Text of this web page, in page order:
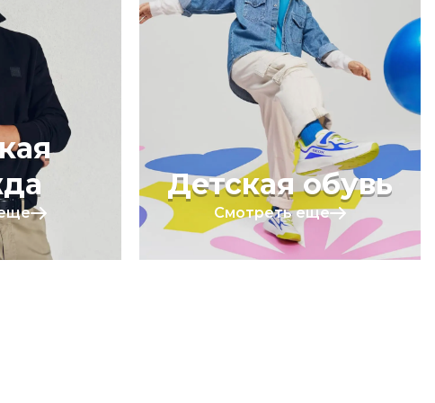
Детская обувь
Смотреть еще